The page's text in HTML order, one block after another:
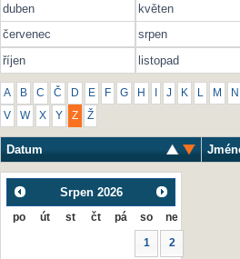
duben
květen
červenec
srpen
říjen
listopad
A B C Č D E F G H J K L M N
V W X Y Z Ž
Datum
Srpen 2026
po út st čt pá so ne
1 2